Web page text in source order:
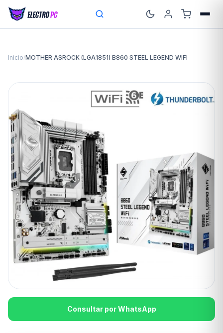
Inicio/MOTHER ASROCK (LGA1851) B860 STEEL LEGEND WIFI
Consultar por WhatsApp